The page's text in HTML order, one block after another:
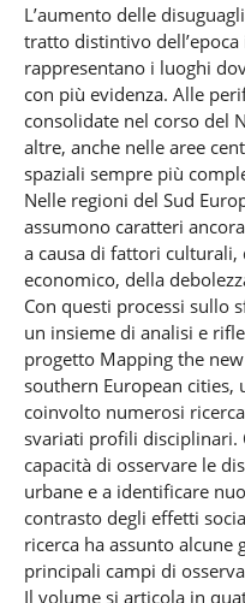
L’aumento delle
tratto distintivo
rappresentano i luoghi
con più evidenza. Alle
consolidate nel corso del
altre, anche nelle aree
spaziali sempre più
Nelle regioni del Sud
assumono caratteri
a causa di fattori
economico, della
Con questi processi sullo
un insieme di analisi e
progetto Mapping the
southern European cities,
coinvolto numerosi
svariati profili disciplinari.
capacità di osservare le
urbane e a identificare
contrasto degli effetti
ricerca ha assunto alcune
principali campi di
Il volume si articola in